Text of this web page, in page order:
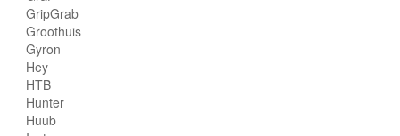
GripGrab
Groothuis
Gyron
Hey
HTB
Hunter
Huub